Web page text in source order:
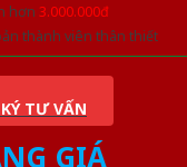
hơn 3.000.000đ
thành viên thân thiết
TƯ VẤN
GIÁ